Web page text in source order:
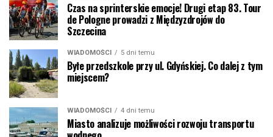
Czas na sprinterskie emocje! Drugi etap 83. Tour
de Pologne prowadzi z Międzyzdrojów do
Szczecina
WIADOMOŚCI 5 dni temu
Byłe przedszkole przy ul. Gdyńskiej. Co dalej z tym
miejscem?
WIADOMOŚCI 4 dni temu
Miasto analizuje możliwości rozwoju transportu